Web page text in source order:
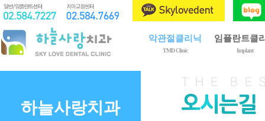
악관절클리닉
TMD Clinic
임플란트클
Implant
제1회 구강내과전문의
임플란트란?
임플란트 시술
골이식
하늘사랑치과